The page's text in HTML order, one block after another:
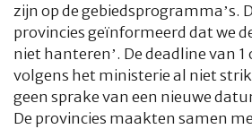
zijn op de gebiedsprogramma’s.
provincies geïnformeerd dat we
niet hanteren’. De deadline van 1
volgens het ministerie al niet
geen sprake van een nieuwe
De provincies maakten samen